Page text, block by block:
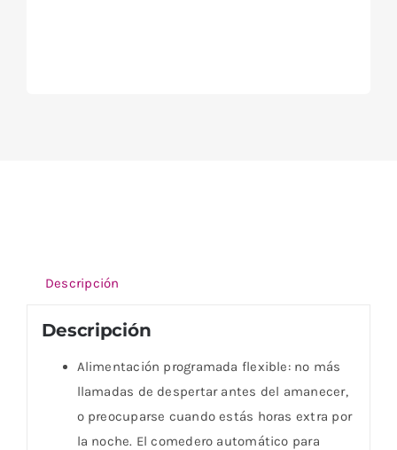
Descripción
Descripción
Alimentación programada flexible: no más
llamadas de despertar antes del amanecer,
o preocuparse cuando estás horas extra por
la noche. El comedero automático para